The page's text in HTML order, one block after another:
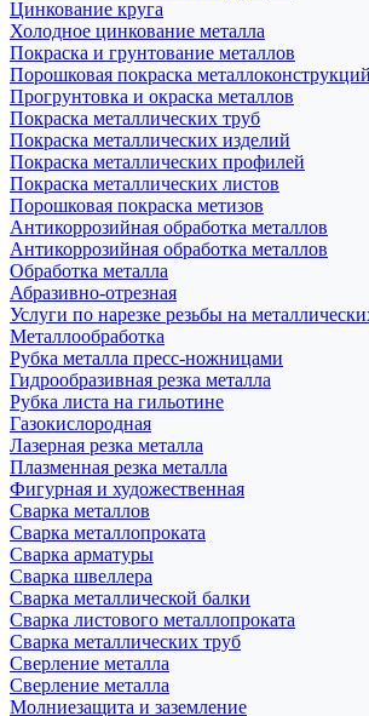
Цинкование круга
Холодное цинкование металла
Покраска и грунтование металлов
Порошковая покраска металлоконструкций
Прогрунтовка и окраска металлов
Покраска металлических труб
Покраска металлических изделий
Покраска металлических профилей
Покраска металлических листов
Порошковая покраска метизов
Антикоррозийная обработка металлов
Антикоррозийная обработка металлов
Обработка металла
Абразивно-отрезная
Услуги по нарезке резьбы на
Металлообработка
Рубка металла пресс-ножницами
Гидрообразивная резка металла
Рубка листа на гильотине
Газокислородная
Лазерная резка металла
Плазменная резка металла
Фигурная и художественная
Сварка металлов
Сварка металлопроката
Сварка арматуры
Сварка швеллера
Сварка металлической балки
Сварка листового металлопроката
Сварка металлических труб
Сверление металла
Сверление металла
Молниезащита и заземление